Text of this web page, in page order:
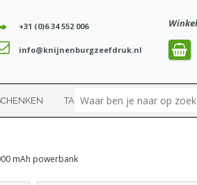
+31 (0)6 34 552 006
info@knijnenburgzeefdruk.nl
TASSEN SPORT
mAh powerbank